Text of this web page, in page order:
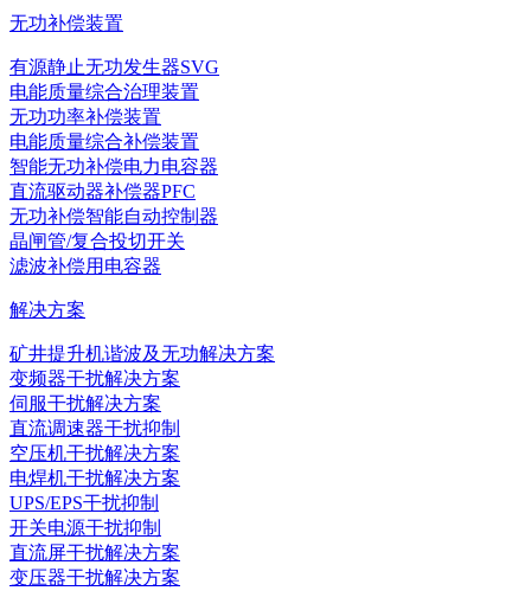
无功补偿装置
有源静止无功发生器SVG
电能质量综合治理装置
无功功率补偿装置
电能质量综合补偿装置
智能无功补偿电力电容器
直流驱动器补偿器PFC
无功补偿智能自动控制器
晶闸管/复合投切开关
滤波补偿用电容器
解决方案
矿井提升机谐波及无功解决方案
变频器干扰解决方案
伺服干扰解决方案
直流调速器干扰抑制
空压机干扰解决方案
电焊机干扰解决方案
UPS/EPS干扰抑制
开关电源干扰抑制
直流屏干扰解决方案
变压器干扰解决方案